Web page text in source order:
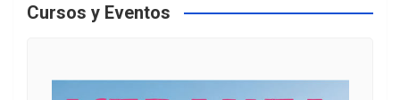
Cursos y Eventos